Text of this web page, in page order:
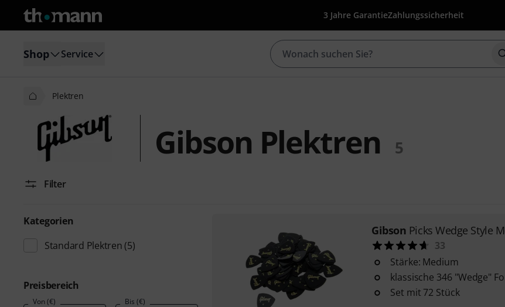
3 Jahre GarantieZahlungssicherheit
Shop Service
Plektren
Gibson Plektren 5
Filter
Kategorien
Standard Plektren (5)
Preisbereich
Von (€) Bis (€)
Gibson Picks Wedge Style
33
Stärke: Medium
klassische 346 "Wedge"
Set mit 72 Stück